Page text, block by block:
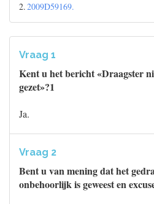
2.2009D59169.
Vraag 1
Kent u het bericht «Draagster
gezet»?1
Ja.
Vraag 2
Bent u van mening dat het
onbehoorlijk is geweest en